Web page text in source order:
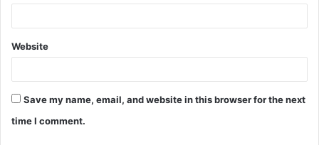
Website
Save my name, email, and website in this browser for the next
time I comment.